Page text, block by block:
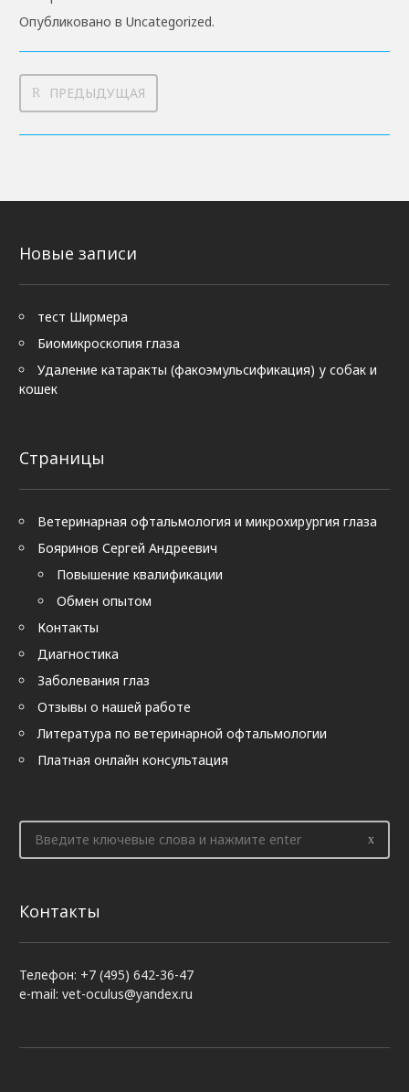
Опубликовано в Uncategorized.
ПРЕДЫДУЩАЯ
Новые записи
тест Ширмера
Биомикроскопия глаза
Удаление катаракты (факоэмульсификация) у собак и
кошек
Страницы
Ветеринарная офтальмология и микрохирургия глаза
Бояринов Сергей Андреевич
Повышение квалификации
Обмен опытом
Контакты
Диагностика
Заболевания глаз
Отзывы о нашей работе
Литература по ветеринарной офтальмологии
Платная онлайн консультация
Контакты
Телефон: +7 (495) 642-36-47
e-mail: vet-oculus@yandex.ru